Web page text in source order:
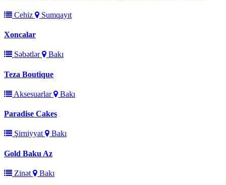
Cehiz Sumqayıt
Xoncalar
Səbətlər Bakı
Teza Boutique
Aksesuarlar Bakı
Paradise Cakes
Şirniyyat Bakı
Gold Baku Az
Zinət Bakı